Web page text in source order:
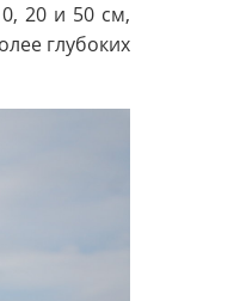
20 и 50 см,
глубоких